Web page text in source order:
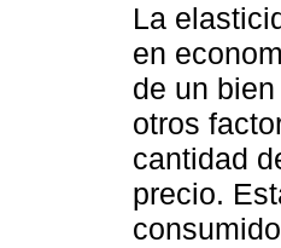
La
en
de un
otros
cantidad
precio.